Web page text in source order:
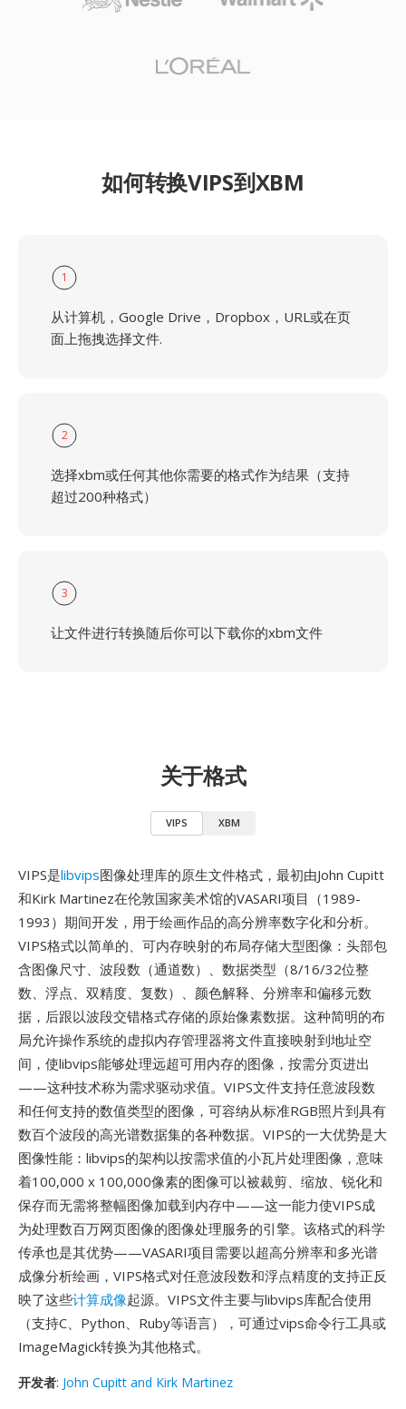
如何转换VIPS到XBM
1
从计算机，Google Drive，Dropbox，URL或在页
面上拖拽选择文件.
2
选择xbm或任何其他你需要的格式作为结果（支持
超过200种格式）
3
让文件进行转换随后你可以下载你的xbm文件
关于格式
VIPS XBM
VIPS是libvips图像处理库的原生文件格式，最初由John Cupitt
和Kirk Martinez在伦敦国家美术馆的VASARI项目（1989-
1993）期间开发，用于绘画作品的高分辨率数字化和分析。
VIPS格式以简单的、可内存映射的布局存储大型图像：头部包
含图像尺寸、波段数（通道数）、数据类型（8/16/32位整
数、浮点、双精度、复数）、颜色解释、分辨率和偏移元数
据，后跟以波段交错格式存储的原始像素数据。这种简明的布
局允许操作系统的虚拟内存管理器将文件直接映射到地址空
间，使libvips能够处理远超可用内存的图像，按需分页进出
——这种技术称为需求驱动求值。VIPS文件支持任意波段数
和任何支持的数值类型的图像，可容纳从标准RGB照片到具有
数百个波段的高光谱数据集的各种数据。VIPS的一大优势是大
图像性能：libvips的架构以按需求值的小瓦片处理图像，意味
着100,000 x 100,000像素的图像可以被裁剪、缩放、锐化和
保存而无需将整幅图像加载到内存中——这一能力使VIPS成
为处理数百万网页图像的图像处理服务的引擎。该格式的科学
传承也是其优势——VASARI项目需要以超高分辨率和多光谱
成像分析绘画，VIPS格式对任意波段数和浮点精度的支持正反
映了这些计算成像起源。VIPS文件主要与libvips库配合使用
（支持C、Python、Ruby等语言），可通过vips命令行工具或
ImageMagick转换为其他格式。
开发者: John Cupitt and Kirk Martinez